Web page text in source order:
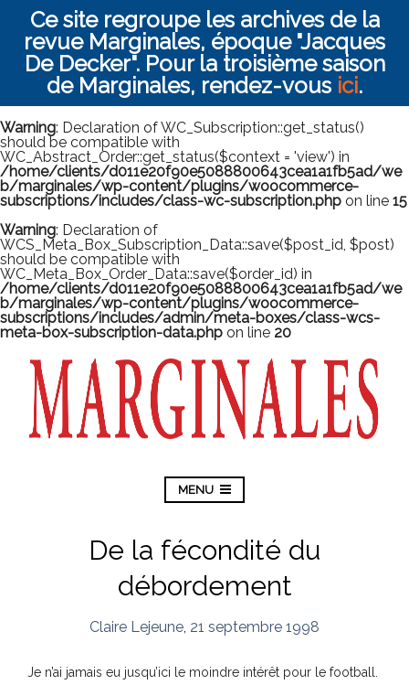
Ce site regroupe les archives de la
revue Marginales, époque "Jacques
De Decker". Pour la troisième saison
de Marginales, rendez-vous ici.
Warning: Declaration of WC_Subscription::get_status()
should be compatible with
WC_Abstract_Order::get_status($context = 'view') in
/home/clients/d011e20f90e5088800643cea1a1fb5ad/we
b/marginales/wp-content/plugins/woocommerce-
subscriptions/includes/class-wc-subscription.php on line 15
Warning: Declaration of
WCS_Meta_Box_Subscription_Data::save($post_id, $post)
should be compatible with
WC_Meta_Box_Order_Data::save($order_id) in
/home/clients/d011e20f90e5088800643cea1a1fb5ad/we
b/marginales/wp-content/plugins/woocommerce-
subscriptions/includes/admin/meta-boxes/class-wcs-
meta-box-subscription-data.php on line 20
MENU
De la fécondité du
débordement
Claire Lejeune 21 septembre 1998
Je n’ai jamais eu jusqu’ici le moindre intérêt pour le football.